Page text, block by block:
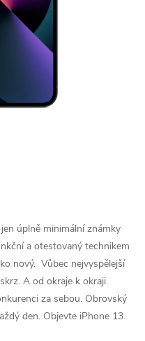
úplně minimální známky
a otestovaný technikem
nový. Vůbec nejvyspělejší
A od okraje k okraji.
za sebou. Obrovský
den. Objevte iPhone 13.